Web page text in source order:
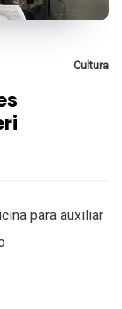
Cultura
para auxiliar